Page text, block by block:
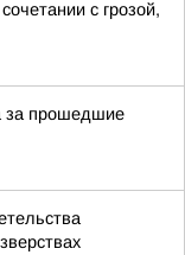
с грозой,
за прошедшие